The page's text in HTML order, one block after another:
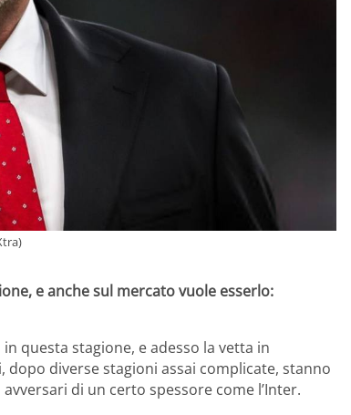
e anche sul mercato vuole esserlo:
questa stagione, e adesso la vetta in
diverse stagioni assai complicate, stanno
di un certo spessore come l’Inter.